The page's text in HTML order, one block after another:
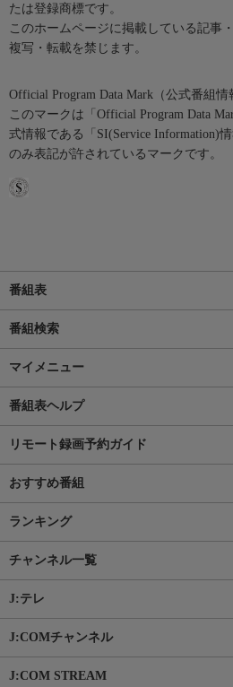
たは登録商標です。
このホームページに掲載している記事
複写・転載を禁じます。
Official Program Data Mark（公式番組情
このマークは「Official Program Data
式情報である「SI(Service Information)
のみ表記が許されているマークです。
番組表
番組検索
マイメニュー
番組表ヘルプ
リモート録画予約ガイド
おすすめ番組
ランキング
チャンネル一覧
J:テレ
J:COMチャンネル
J:COM STREAM